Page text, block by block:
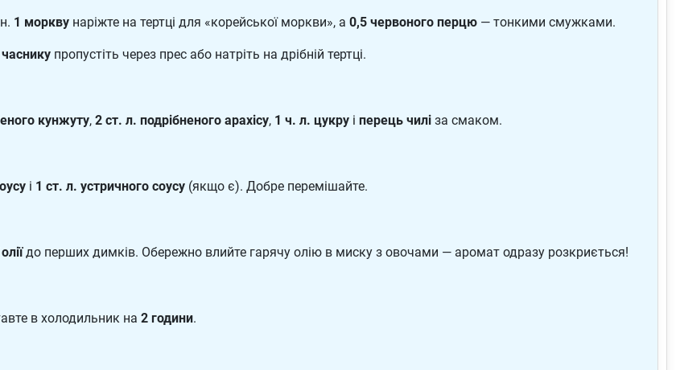
1 моркву наріжте на тертці для «корейської моркви», а 0,5 червоного перцю — тонкими смужками.
пропустіть через прес або натріть на дрібній тертці.
кунжуту, 2 ст. л. подрібненого арахісу, 1 ч. л. цукру і перець чилі за смаком.
і 1 ст. л. устричного соусу (якщо є). Добре перемішайте.
до перших димків. Обережно влийте гарячу олію в миску з овочами — аромат одразу розкриється!
в холодильник на 2 години.